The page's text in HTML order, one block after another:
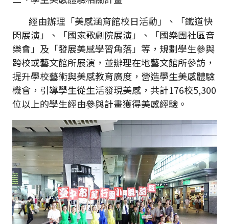
經由辦理「美感涵育館校日活動」、「鐵道快
閃展演」、「國家歌劇院展演」、「國樂團社區音
樂會」及「發展美感學習角落」等，規劃學生參與
跨校或藝文館所展演，並辦理在地藝文館所參訪，
提升學校藝術與美感教育廣度，營造學生美感體驗
機會，引導學生從生活發現美感，共計176校5,300
位以上的學生經由參與計畫獲得美感經驗。